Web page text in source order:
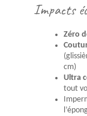
Impacts
Zéro
cm)
Ultra
tout